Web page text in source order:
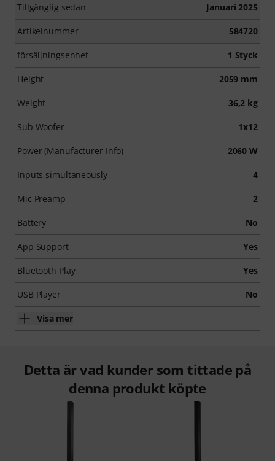
Tillgänglig sedan Januari 2025
Artikelnummer 584720
försäljningsenhet 1 Styck
Height 2059 mm
Weight 36,2 kg
Sub Woofer 1x12
Power (Manufacturer Info) 2060 W
Inputs simultaneously 4
Mic Preamp 2
Battery No
App Support Yes
Bluetooth Play Yes
USB Player No
Visa mer
Detta är vad kunder som tittade på
denna produkt köpte